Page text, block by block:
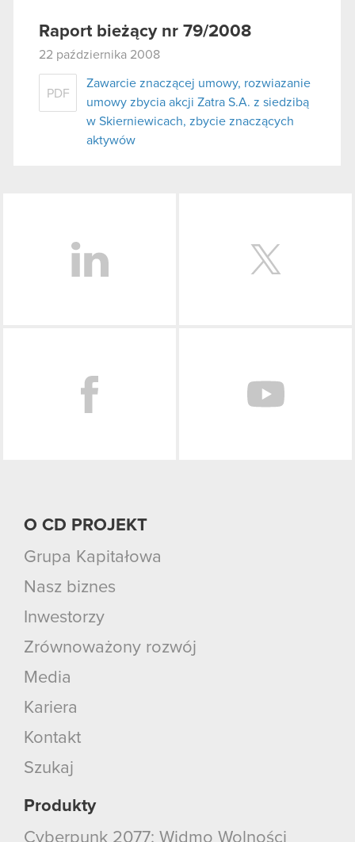
Raport bieżący nr 79/2008
22 października 2008
PDF
Zawarcie znaczącej umowy, rozwiazanie
umowy zbycia akcji Zatra S.A. z siedzibą
w Skierniewicach, zbycie znaczących
aktywów
O CD PROJEKT
Grupa Kapitałowa
Nasz biznes
Inwestorzy
Zrównoważony rozwój
Media
Kariera
Kontakt
Szukaj
Produkty
Cyberpunk 2077: Widmo Wolności